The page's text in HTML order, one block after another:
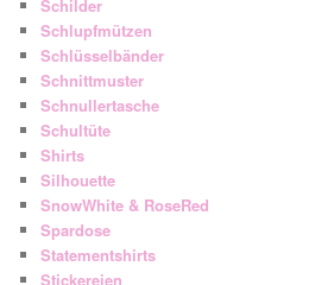
Schilder
Schlupfmützen
Schlüsselbänder
Schnittmuster
Schnullertasche
Schultüte
Shirts
Silhouette
SnowWhite & RoseRed
Spardose
Statementshirts
Stickereien